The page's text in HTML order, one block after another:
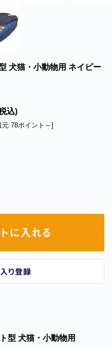
犬猫・小動物用 ネイビー
込)
元 78ポイント～]
型 犬猫・小動物用